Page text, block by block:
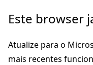
Saltar
o
conteúdo
Este browser
Atualize para o
mais recentes